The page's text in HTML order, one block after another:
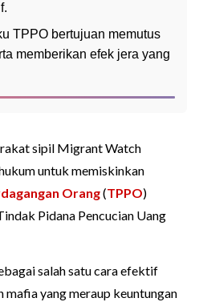
TPPO bertujuan memutus
memberikan efek jera yang
sipil Migrant Watch
untuk memiskinkan
Orang(TPPO)
Pidana Pencucian Uang
salah satu cara efektif
yang meraup keuntungan